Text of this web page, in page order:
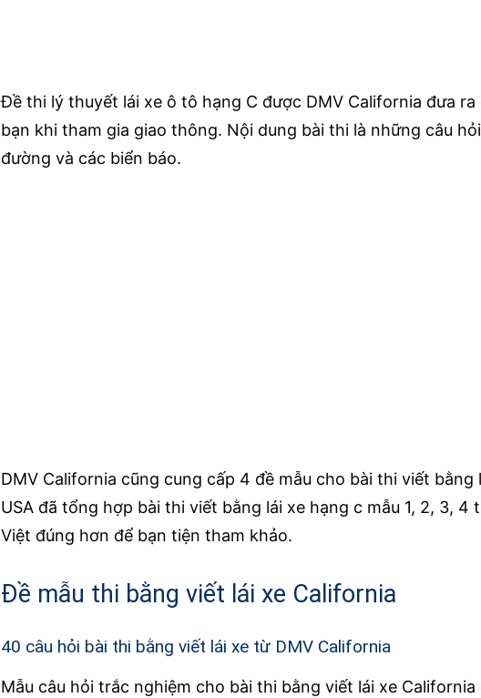
Đề thi lý thuyết lái xe ô tô hạng C được DMV California đưa
bạn khi tham gia giao thông. Nội dung bài thi là những câu
đường và các biển báo.
DMV California cũng cung cấp 4 đề mẫu cho bài thi viết bằng
USA đã tổng hợp bài thi viết bằng lái xe hạng c mẫu 1, 2, 3, 4
Việt đúng hơn để bạn tiện tham khảo.
Đề mẫu thi bằng viết lái xe California
40 câu hỏi bài thi bằng viết lái xe từ DMV California
Mẫu câu hỏi trắc nghiệm cho bài thi bằng viết lái xe